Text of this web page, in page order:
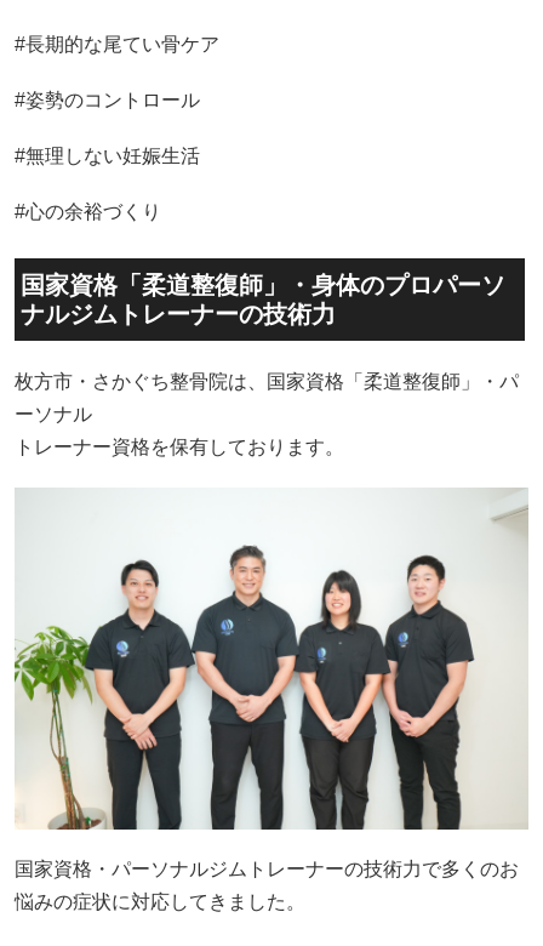
#長期的な尾てい骨ケア
#姿勢のコントロール
#無理しない妊娠生活
#心の余裕づくり
国家資格「柔道整復師」・身体のプロパーソ
ナルジムトレーナーの技術力
枚方市・さかぐち整骨院は、国家資格「柔道整復師」・パ
ーソナル
トレーナー資格を保有しております。
国家資格・パーソナルジムトレーナーの技術力で多くのお
悩みの症状に対応してきました。